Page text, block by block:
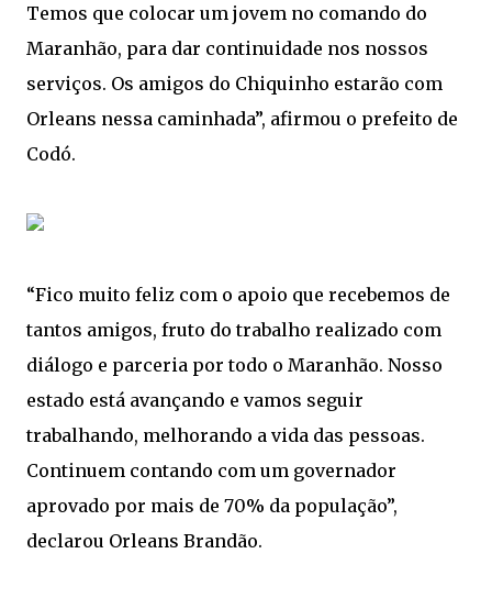
Temos que colocar um jovem no comando do
Maranhão, para dar continuidade nos nossos
serviços. Os amigos do Chiquinho estarão com
Orleans nessa caminhada”, afirmou o prefeito de
Codó.
“Fico muito feliz com o apoio que recebemos de
tantos amigos, fruto do trabalho realizado com
diálogo e parceria por todo o Maranhão. Nosso
estado está avançando e vamos seguir
trabalhando, melhorando a vida das pessoas.
Continuem contando com um governador
aprovado por mais de 70% da população”,
declarou Orleans Brandão.